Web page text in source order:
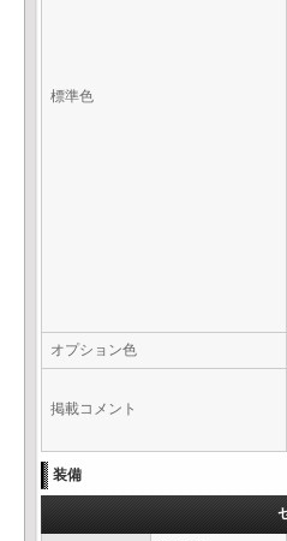
標準色
オプション色
掲載コメント
装備